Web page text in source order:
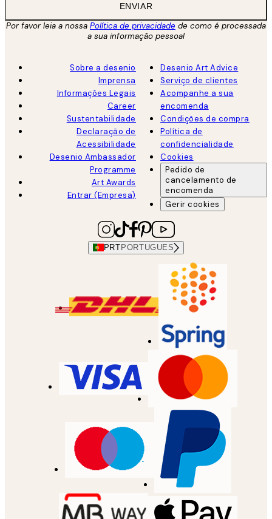
ENVIAR
Por favor leia a nossa Política de privacidade de como é processada
a sua informação pessoal
Sobre a desenio
Imprensa
Informações Legais
Career
Sustentabilidade
Declaração de
Acessibilidade
Desenio Ambassador
Programme
Art Awards
Entrar (Empresa)
Desenio Art Advice
Serviço de clientes
Acompanhe a sua
encomenda
Condições de compra
Política de
confidencialidade
Cookies
Pedido de
cancelamento de
encomenda
Gerir cookies
PRT PORTUGUES